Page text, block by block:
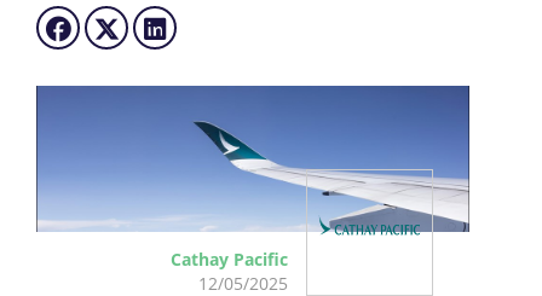
Cathay Pacific
12/05/2025